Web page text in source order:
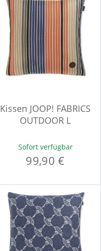
Kissen JOOP! FABRICS
OUTDOOR L
Sofort verfügbar
99,90 €